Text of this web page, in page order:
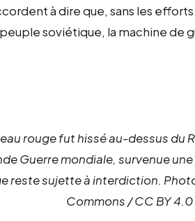
à dire que, sans les
soviétique, la machine de
rouge fut hissé au-dessus du
Guerre mondiale, survenue
reste sujette à interdiction.
Commons / CC BY 4.0